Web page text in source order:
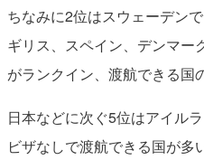
ちなみに2位はスウェーデン
ギリス、スペイン、デンマー
がランクイン、渡航できる国
日本などに次ぐ5位はアイル
ビザなしで渡航できる国が